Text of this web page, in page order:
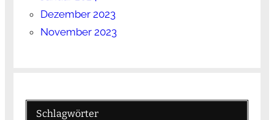
Dezember 2023
November 2023
Schlagwörter